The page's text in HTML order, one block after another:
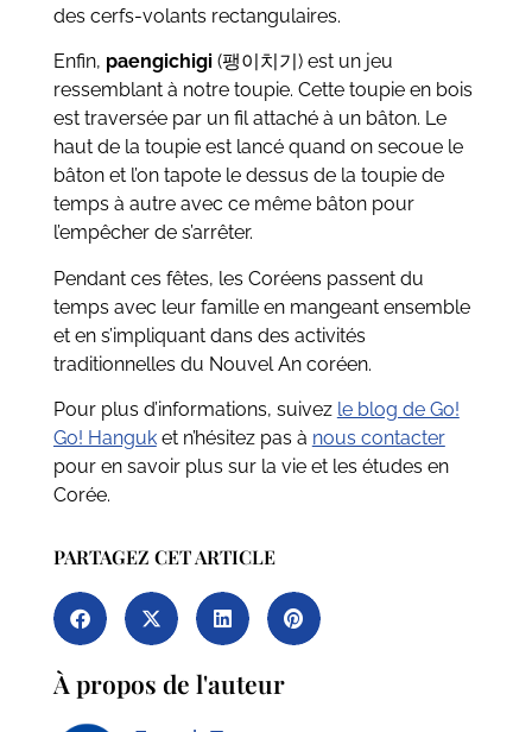
des cerfs-volants rectangulaires.
Enfin, paengichigi (팽이치기 ) est un jeu
ressemblant à notre toupie. Cette toupie en bois
est traversée par un fil attaché à un bâton. Le
haut de la toupie est lancé quand on secoue le
bâton et l’on tapote le dessus de la toupie de
temps à autre avec ce même bâton pour
l’empêcher de s’arrêter.
Pendant ces fêtes, les Coréens passent du
temps avec leur famille en mangeant ensemble
et en s’impliquant dans des activités
traditionnelles du Nouvel An coréen.
Pour plus d’informations, suivez le blog de Go!
Go! Hanguket n’hésitez pas à nous contacter
pour en savoir plus sur la vie et les études en
Corée.
PARTAGEZ CET ARTICLE
À propos de l'auteur